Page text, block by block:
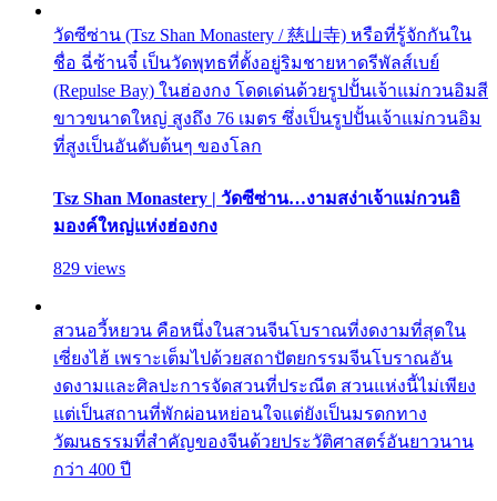
วัดซีซ่าน (Tsz Shan Monastery / 慈山寺) หรือที่รู้จักกันใน
ชื่อ ฉี่ซ้านจี๋ เป็นวัดพุทธที่ตั้งอยู่ริมชายหาดรีพัลส์เบย์
(Repulse Bay) ในฮ่องกง โดดเด่นด้วยรูปปั้นเจ้าแม่กวนอิมสี
ขาวขนาดใหญ่ สูงถึง 76 เมตร ซึ่งเป็นรูปปั้นเจ้าแม่กวนอิม
ที่สูงเป็นอันดับต้นๆ ของโลก
Tsz Shan Monastery | วัดซีซ่าน…งามสง่าเจ้าแม่กวนอิ
มองค์ใหญ่แห่งฮ่องกง
829 views
สวนอวี้หยวน คือหนึ่งในสวนจีนโบราณที่งดงามที่สุดใน
เซี่ยงไฮ้ เพราะเต็มไปด้วยสถาปัตยกรรมจีนโบราณอัน
งดงามและศิลปะการจัดสวนที่ประณีต สวนแห่งนี้ไม่เพียง
แต่เป็นสถานที่พักผ่อนหย่อนใจแต่ยังเป็นมรดกทาง
วัฒนธรรมที่สำคัญของจีนด้วยประวัติศาสตร์อันยาวนาน
กว่า 400 ปี